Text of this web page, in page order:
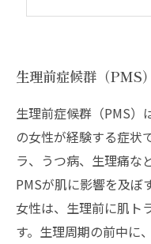
生理前症候群（PMS
生理前症候群（PMS）
の女性が経験する症状
ラ、うつ病、生理痛な
PMSが肌に影響を及ぼ
女性は、生理前に肌ト
す。生理周期の前中に